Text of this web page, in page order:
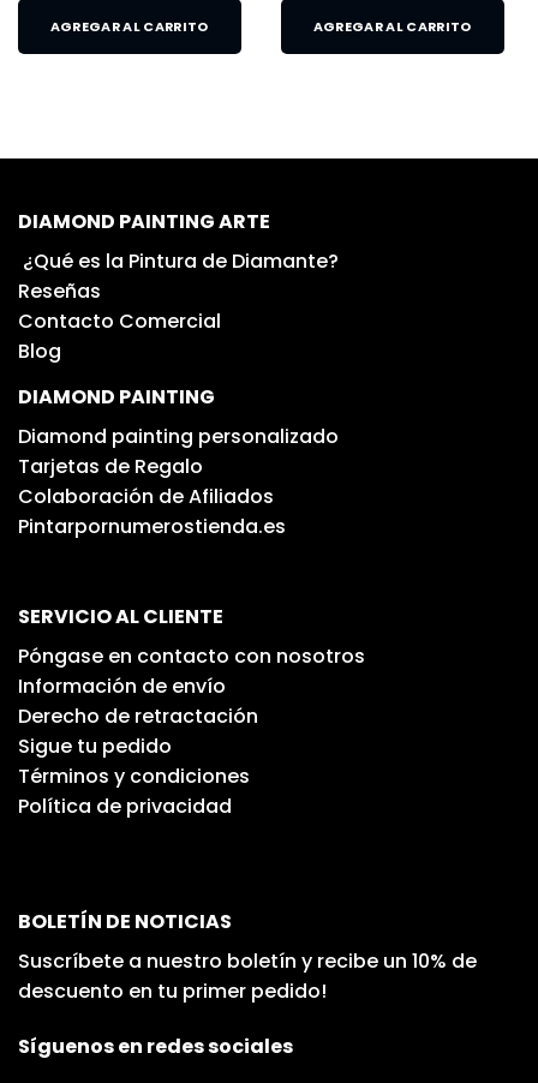
AGREGAR AL CARRITO AGREGAR AL CARRITO
DIAMOND PAINTING ARTE
¿Qué es la Pintura de Diamante?
Reseñas
Contacto Comercial
Blog
DIAMOND PAINTING
Diamond painting personalizado
Tarjetas de Regalo
Colaboración de Afiliados
Pintarpornumerostienda.es
SERVICIO AL CLIENTE
Póngase en contacto con nosotros
Información de envío
Derecho de retractación
Sigue tu pedido
Términos y condiciones
Política de privacidad
BOLETÍN DE NOTICIAS
Suscríbete a nuestro boletín y recibe un 10% de
descuento en tu primer pedido!
Síguenos en redes sociales